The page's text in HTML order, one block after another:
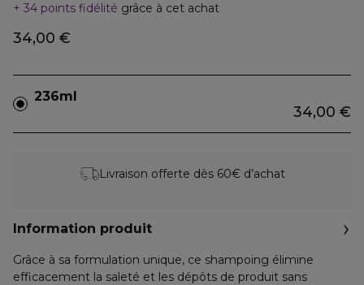
34 points fidélité grâce à cet achat
34,00 €
236ml
34,00 €
Livraison offerte dès 60€ d’achat
Information produit
Grâce à sa formulation unique, ce shampoing élimine
efficacement la saleté et les dépôts de produit sans